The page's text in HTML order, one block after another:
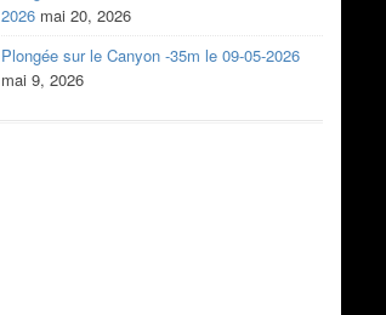
2026 mai 20, 2026
Plongée sur le Canyon -35m le 09-05-2026
mai 9, 2026